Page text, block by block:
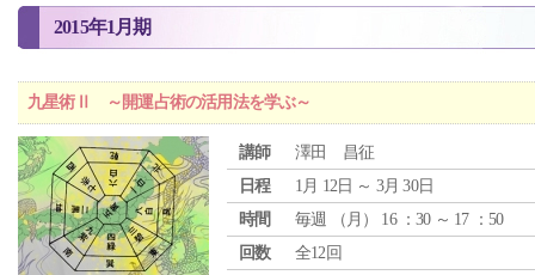
2015年1月期
九星術Ⅱ ～開運占術の活用法を学ぶ～
講師
澤田 昌征
日程
1月 12日 ～ 3月 30日
時間
毎週 （ 月 ） 16 ：30 ～ 17 ：50
回数
全12回